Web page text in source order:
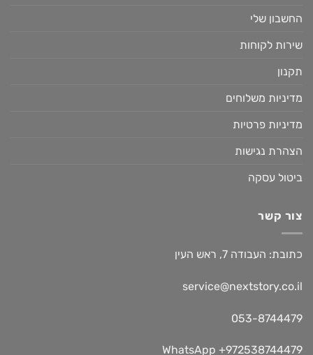
החשבון שלי
שירות לקוחות
תקנון
מדיניות משלוחים
מדיניות פרטיות
הצהרת נגישות
ביטול עסקה
צור קשר
כתובת: העבודה 7, ראש העין
service@nextstory.co.il
053-8744479
WhatsApp +972538744479